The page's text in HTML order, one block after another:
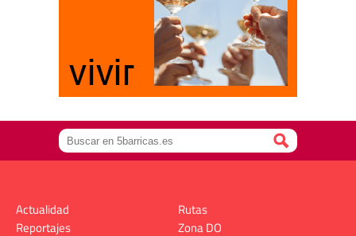
Actualidad
Reportajes
Rutas
Zona DO